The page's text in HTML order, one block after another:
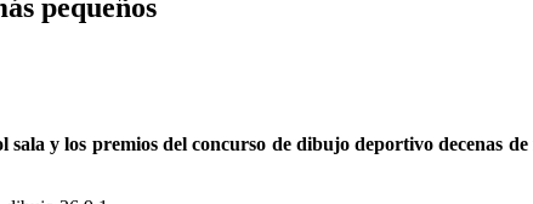
pequeños
y los premios del concurso de dibujo deportivo decenas